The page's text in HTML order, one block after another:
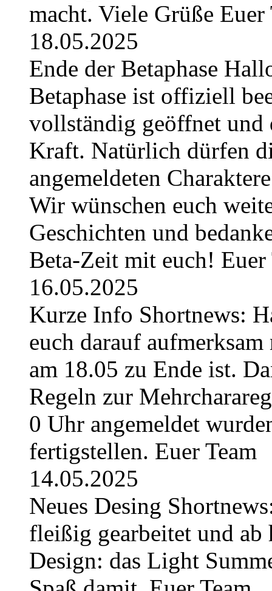
macht. Viele Grüße Euer
18.05.2025
Ende der Betaphase
Betaphase ist offiziell
vollständig geöffnet und
Kraft. Natürlich dürfen
angemeldeten
Wir wünschen euch
Geschichten und
Beta-Zeit mit euch! Euer
16.05.2025
Kurze Info Shortnews:
euch darauf aufmerksam
am 18.05 zu Ende ist.
Regeln zur
0 Uhr angemeldet
fertigstellen. Euer Team
14.05.2025
Neues Desing
fleißig gearbeitet und ab
Design: das Light